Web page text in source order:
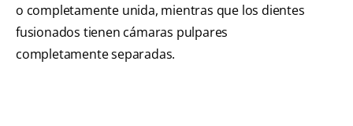
o completamente unida, mientras que los dientes
fusionados tienen cámaras pulpares
completamente separadas.